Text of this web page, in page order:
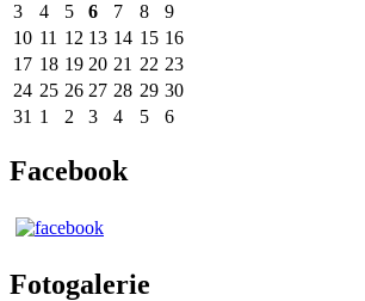
3
4 5 6 7 8
9
10 11 12 13 14 15 16
17 18 19 20 21 22 23
24 25 26 27 28 29 30
31 1 2 3 4 5 6
Facebook
Fotogalerie